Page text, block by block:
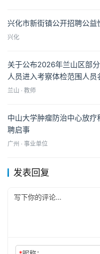
兴化市新街镇公开招聘公
兴化
关于公布2026年兰山区部
人员进入考察体检范围人员
兰山 · 教师
中山大学肿瘤防治中心放
聘启事
广州 · 事业单位
发表回复